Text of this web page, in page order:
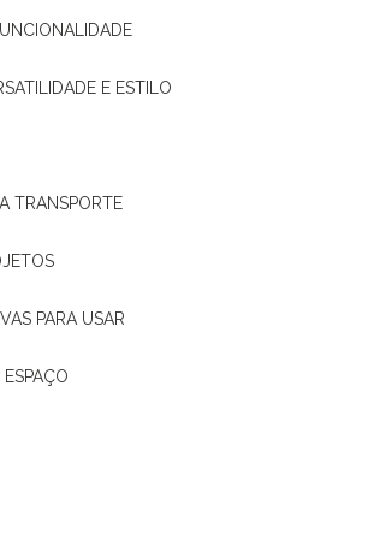
E ESTILO
TRANSPORTE
PARA USAR